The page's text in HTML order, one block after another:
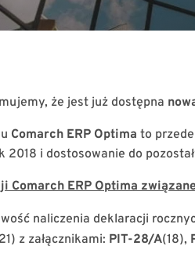
że jest już dostępna
Comarch ERP Optimato
2018 i dostosowanie do
Comarch ERP Optima
naliczenia deklaracji
z załącznikami: PIT-28/A(18),